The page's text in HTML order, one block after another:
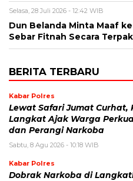
Selasa, 28 Juli 2026 - 12:42 WIB
Dun Belanda Minta Maaf
Sebar Fitnah Secara
BERITA TERBARU
Kabar Polres
Lewat Safari Jumat Curhat,
Langkat Ajak Warga
dan Perangi Narkoba
Sabtu, 8 Agu 2026 - 10:18 WIB
Kabar Polres
Dobrak Narkoba di